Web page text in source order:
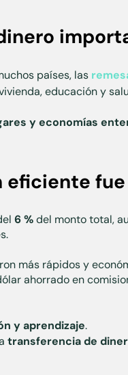
países, las
educación y
y economías
eficiente
6 %del monto total,
más rápidos y
ahorrado en
y aprendizaje.
transferencia de